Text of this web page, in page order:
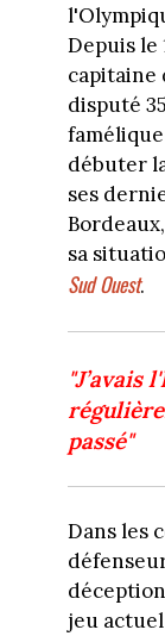
Depuis le
capitaine
disputé
débuter
ses
sa
Sud Ouest.
"J’avais
passé"
Dans les
jeu actuel